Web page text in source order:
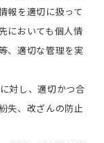
報を適切に扱って
においても個人情
、適切な管理を実
対し、適切かつ合
失、改ざんの防止